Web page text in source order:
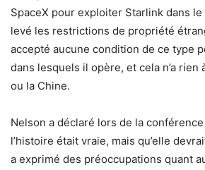
SpaceX pour exploiter Starlink dans le
levé les restrictions de propriété
accepté aucune condition de ce type
dans lesquels il opère, et cela n’a rien
ou la Chine.
Nelson a déclaré lors de la conférence
l’histoire était vraie, mais qu’elle
a exprimé des préoccupations quant